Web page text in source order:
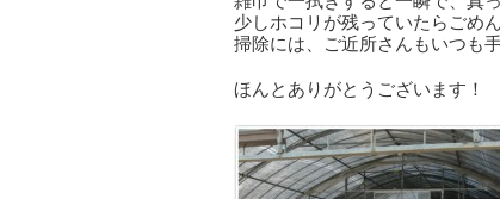
少しホコリが残っていたらごめ
掃除には、ご近所さんもいつも
ほんとありがとうございます！